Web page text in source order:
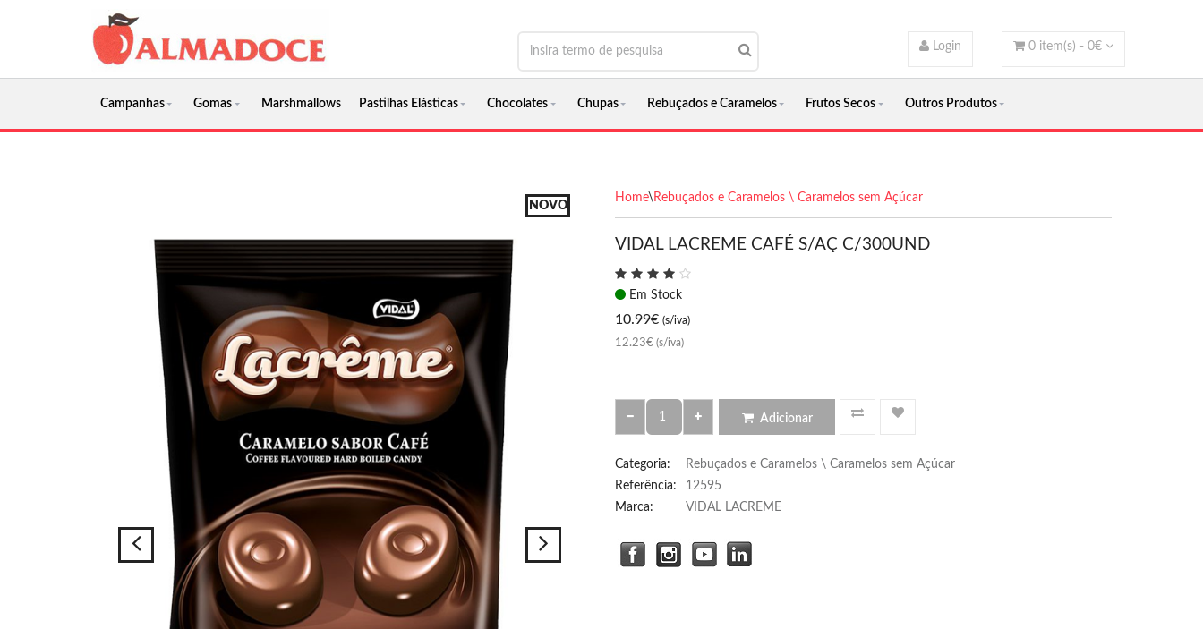
0 item(s) - 0€
Login
Campanhas Gomas Marshmallows Pastilhas Elásticas Chocolates Chupas Rebuçados e Caramelos Frutos Secos Outros Produtos
NOVO
Home\Rebuçados e Caramelos \ Caramelos sem Açúcar
VIDAL LACREME CAFÉ S/AÇ C/300UND
Em Stock
10.99€ (s/iva)
12.23€ (s/iva)
Adicionar
Categoria:
Rebuçados e Caramelos \ Caramelos sem Açúcar
Referência:
12595
Marca:
VIDAL LACREME